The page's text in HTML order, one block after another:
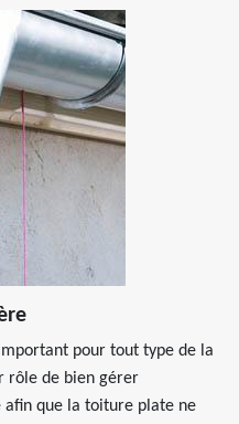
pour tout type de la
rôle de bien gérer
afin que la toiture plate ne